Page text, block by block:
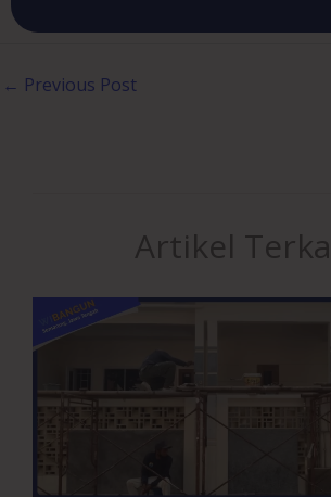
← Previous Post
Artikel